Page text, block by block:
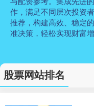
作，满足不同层次投资
推荐，构建高效、稳定
准决策，轻松实现财富增
股票网站排名